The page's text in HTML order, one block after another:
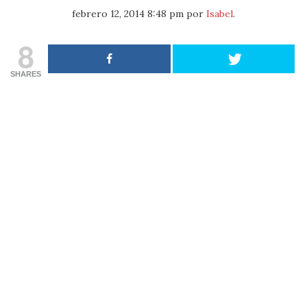
febrero 12, 2014 8:48 pm por Isabel.
8
SHARES